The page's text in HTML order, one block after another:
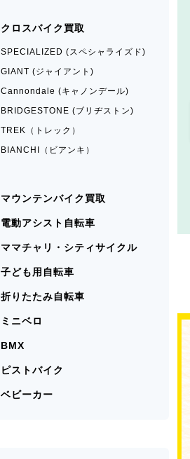
クロスバイク買取
SPECIALIZED (スペシャライズド)
GIANT (ジャイアント)
Cannondale (キャノンデール)
BRIDGESTONE (ブリヂストン)
TREK（トレック）
BIANCHI（ビアンキ）
マウンテンバイク買取
電動アシスト自転車
ママチャリ・シティサイクル
子ども用自転車
折りたたみ自転車
ミニベロ
BMX
ピストバイク
ベビーカー